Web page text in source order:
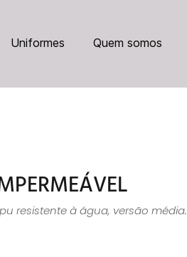
Uniformes Quem somos
resistente à água, versão média.